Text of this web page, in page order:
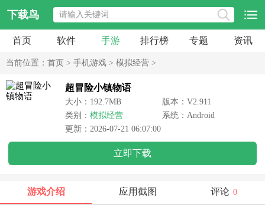
下载鸟
首页 软件 手游 排行榜 专题 资讯
当前位置： 首页 > 手机游戏 > 模拟经营 >
超冒险小镇物语
大小：192.7MB
版本：V2.911
类别： 模拟经营
系统：Android
更新：2026-07-21 06:07:00
立即下载
游戏介绍 应用截图 评论 0